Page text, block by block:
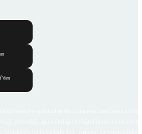
'den